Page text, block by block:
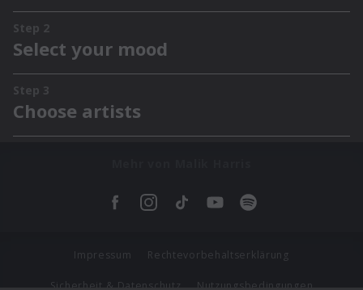
Impressum Rechtevorbehaltserklärung
Sicherheit & Datenschutz Nutzungsbedingungen